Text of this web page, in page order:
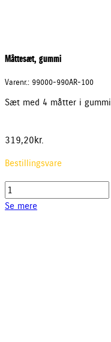
Måttesæt, gummi
Varenr.: 99000-990AR-100
Sæt med 4 måtter i gummi
319,20kr.
Bestillingsvare
Måttesæt,
gummi
antal
Se mere